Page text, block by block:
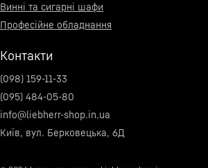
Винні та сигарні шафи
Професійне обладнання
Контакти
(098) 159-11-33
(095) 484-05-80
info@liebherr-shop.in.ua
Київ, вул. Берковецька, 6Д